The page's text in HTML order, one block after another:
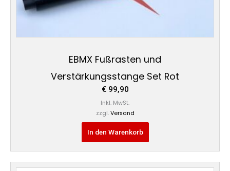
EBMX Fußrasten und
Verstärkungsstange Set Rot
€99,90
Inkl. MwSt.
zzgl. Versand
In den Warenkorb